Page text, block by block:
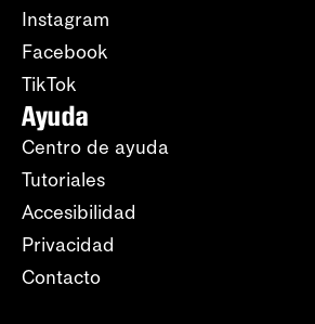
Instagram
Facebook
TikTok
Ayuda
Centro de ayuda
Tutoriales
Accesibilidad
Privacidad
Contacto